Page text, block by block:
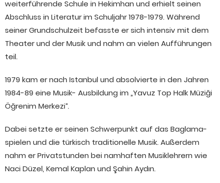
weiterführende Schule in Hekimhan und erhielt seinen
Abschluss in Literatur im Schuljahr 1978-1979. Während
seiner Grundschulzeit befasste er sich intensiv mit dem
Theater und der Musik und nahm an vielen Aufführungen
teil.
1979 kam er nach Istanbul und absolvierte in den Jahren
1984-89 eine Musik- Ausbildung im „Yavuz Top Halk Müziği
Öğrenim Merkezi“.
Dabei setzte er seinen Schwerpunkt auf das Baglama-
spielen und die türkisch traditionelle Musik. Außerdem
nahm er Privatstunden bei namhaften Musiklehrern wie
Naci Düzel, Kemal Kaplan und Şahin Aydın.